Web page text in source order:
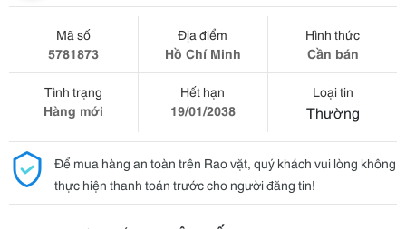
Mã số
5781873
Địa điểm
Hồ Chí Minh
Hình thức
Cần bán
Tình trạng
Hàng mới
Hết hạn
19/01/2038
Loại tin
Thường
Để mua hàng an toàn trên Rao vặt, quý khách vui lòng không
thực hiện thanh toán trước cho người đăng tin!